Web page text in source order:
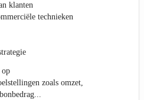
klanten
technieken
op
zoals omzet,